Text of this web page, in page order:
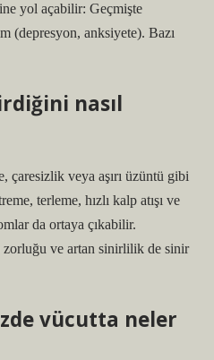
yol açabilir: Geçmişte
(depresyon, anksiyete). Bazı
nasıl
çaresizlik veya aşırı üzüntü gibi
terleme, hızlı kalp atışı ve
da ortaya çıkabilir.
ve artan sinirlilik de sinir
vücutta neler